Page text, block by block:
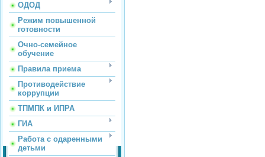
ОДОД
Режим повышенной
готовности
Очно-семейное
обучение
Правила приема
Противодействие
коррупции
ТПМПК и ИПРА
ГИА
Работа с одаренными
детьми